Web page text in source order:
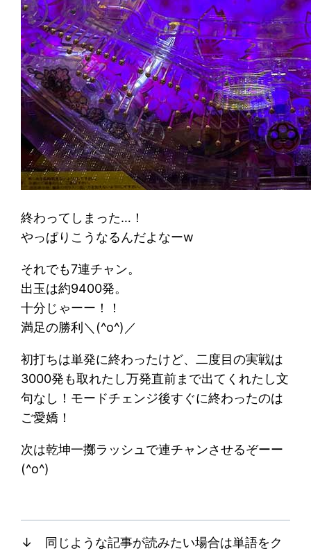
終わってしまった…！
やっぱりこうなるんだよなーw
それでも7連チャン。
出玉は約9400発。
十分じゃーー！！
満足の勝利＼(^o^)／
初打ちは単発に終わったけど、二度目の実戦は
3000発も取れたし万発直前まで出てくれたし文
句なし！モードチェンジ後すぐに終わったのは
ご愛嬌！
次は乾坤一擲ラッシュで連チャンさせるぞーー
(^o^)
↓ 同じような記事が読みたい場合は単語をク